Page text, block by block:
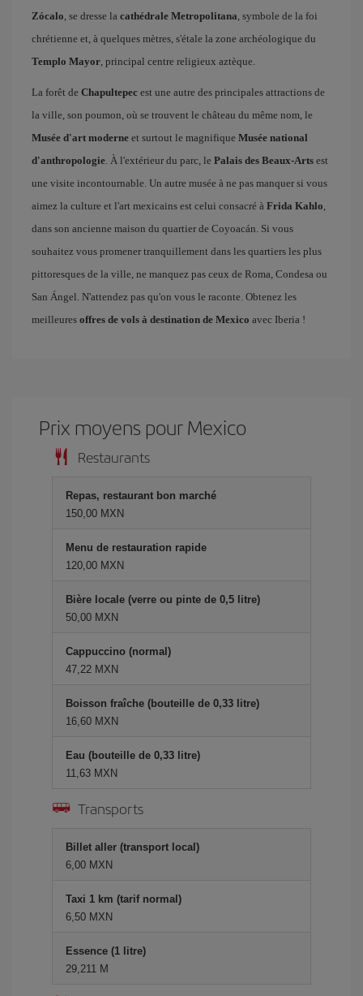
Zócalo , se dresse la cathédrale Metropolitana , symbole de la foi
chrétienne et, à quelques mètres, s'étale la zone archéologique du
Templo Mayor , principal centre religieux aztèque.
La forêt de Chapultepec est une autre des principales attractions de
la ville, son poumon, où se trouvent le château du même nom, le
Musée d'art moderne et surtout le magnifique Musée national
d'anthropologie . À l'extérieur du parc, le Palais des Beaux-Arts est
une visite incontournable. Un autre musée à ne pas manquer si vous
aimez la culture et l'art mexicains est celui consacré à Frida Kahlo
dans son ancienne maison du quartier de Coyoacán. Si vous
souhaitez vous promener tranquillement dans les quartiers les plus
pittoresques de la ville, ne manquez pas ceux de Roma, Condesa ou
San Ángel. N'attendez pas qu'on vous le raconte. Obtenez les
meilleures offres de vols à destination de Mexico avec Iberia !
Prix ​​moyens pour Mexico
Restaurants
Repas, restaurant bon marché
150,00 MXN
Menu de restauration rapide
120,00 MXN
Bière locale (verre ou pinte de 0,5 litre)
50,00 MXN
Cappuccino (normal)
47,22 MXN
Boisson fraîche (bouteille de 0,33 litre)
16,60 MXN
Eau (bouteille de 0,33 litre)
11,63 MXN
Transports
Billet aller (transport local)
6,00 MXN
Taxi 1 km (tarif normal)
6,50 MXN
Essence (1 litre)
29,211 M